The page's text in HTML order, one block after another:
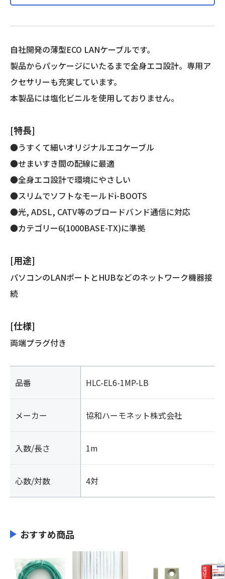
ー
拠/
両
端
プ
ラ
グ
き)
個
自社開発の薄型ECO LANケーブルです。
製品からパッケージにいたるまで全身エコ設計。専用ア
クセサリーも充実しています。
本製品には塩化ビニルを使用しておりません。
[特長]
●うすくて細いオリジナルエコケーブル
●せまいすき間の配線に最適
●全身エコ設計で環境にやさしい
●スリムでソフトなモールドi-BOOTS
●光, ADSL, CATV等のブロードバンド通信に対応
●カテゴリー6(1000BASE-TX)に準拠
[用途]
パソコンのLANポートとHUBなどのネットワーク機器接
続
[仕様]
両端プラグ付き
品番 HLC-EL6-1MP-LB
メーカー 協和ハーモネット株式会社
入数/長さ 1m
心数/対数 4対
おすすめ商品